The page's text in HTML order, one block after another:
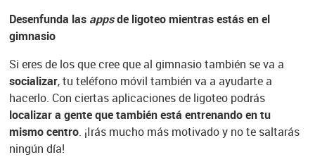
Desenfunda las appsde ligoteo mientras estás en el
gimnasio
Si eres de los que cree que al gimnasio también se va a
socializar, tu teléfono móvil también va a ayudarte a
hacerlo. Con ciertas aplicaciones de ligoteo podrás
localizar a gente que también está entrenando en tu
mismo centro. ¡Irás mucho más motivado y no te saltarás
ningún día!